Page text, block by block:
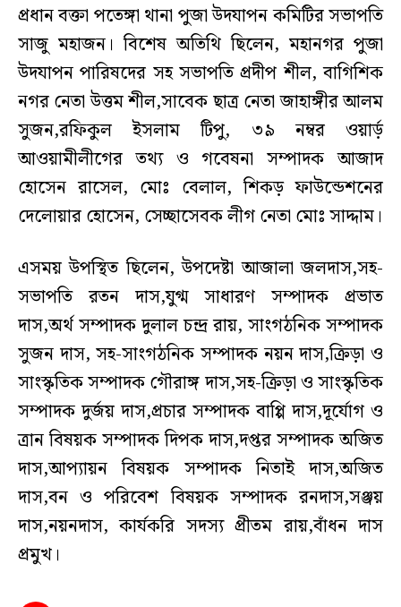
প্রধান বক্তা পতেঙ্গা থানা পুজা উদযাপন কমিটির সভাপতি
সাজু মহাজন। বিশেষ অতিথি ছিলেন, মহানগর পুজা
উদযাপন পারিষদের সহ সভাপতি প্রদীপ শীল, বাগিশিক
নগর নেতা উত্তম শীল,সাবেক ছাত্র নেতা জাহাঙ্গীর আলম
সুজন,রফিকুল ইসলাম টিপু, ৩৯ নম্বর ওয়ার্ড়
আওয়ামীলীগের তথ্য ও গবেষনা সম্পাদক আজাদ
হোসেন রাসেল, মোঃ বেলাল, শিকড় ফাউন্ডেশনের
দেলোয়ার হোসেন, সেচ্ছাসেবক লীগ নেতা মোঃ সাদ্দাম।
এসময় উপস্থিত ছিলেন, উপদেষ্টা আজালা জলদাস,সহ-
সভাপতি রতন দাস,যুগ্ম সাধারণ সম্পাদক প্রভাত
দাস,অর্থ সম্পাদক দুলাল চন্দ্র রায়, সাংগঠনিক সম্পাদক
সুজন দাস, সহ-সাংগঠনিক সম্পাদক নয়ন দাস,ক্রিড়া ও
সাংস্কৃতিক সম্পাদক গৌরাঙ্গ দাস,সহ-ক্রিড়া ও সাংস্কৃতিক
সম্পাদক দুর্জয় দাস,প্রচার সম্পাদক বাপ্পি দাস,দূর্যোগ ও
ত্রান বিষয়ক সম্পাদক দিপক দাস,দপ্তর সম্পাদক অজিত
দাস,আপ্যায়ন বিষয়ক সম্পাদক নিতাই দাস,অজিত
দাস,বন ও পরিবেশ বিষয়ক সম্পাদক রনদাস,সঞ্জয়
দাস,নয়নদাস, কার্যকরি সদস্য প্রীতম রায়,বাঁধন দাস
প্রমুখ।